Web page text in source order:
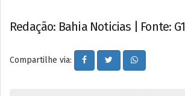
Redação: Bahia Noticias | Fonte: G1
Compartilhe via: